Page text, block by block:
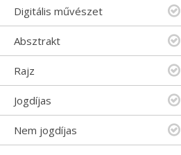
Digitális művészet
Absztrakt
Rajz
Jogdíjas
Nem jogdíjas